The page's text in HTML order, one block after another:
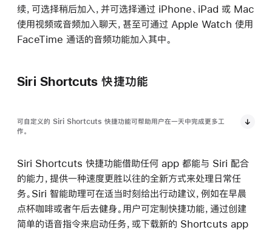
续，可选择稍后加入，并可选择通过 iPhone、iPad 或 Mac
使用视频或音频加入聊天，甚至可通过 Apple Watch 使用
FaceTime 通话的音频功能加入其中。
Siri Shortcuts 快捷功能
可自定义的 Siri Shortcuts 快捷功能可帮助用户在一天中完成更多工
作。
Siri Shortcuts 快捷功能借助任何 app 都能与 Siri 配合
的能力，提供一种速度更胜以往的全新方式来处理日常任
务。Siri 智能助理可在适当时刻给出行动建议，例如在早晨
点杯咖啡或者午后去健身。用户可定制快捷功能，通过创建
简单的语音指令来启动任务，或下载新的 Shortcuts app